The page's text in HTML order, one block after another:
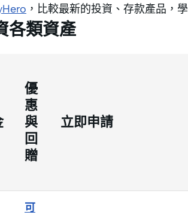
，比較最新的投資、存款產品，學
各類資產
優
惠
與
回
贈
立即申請
可